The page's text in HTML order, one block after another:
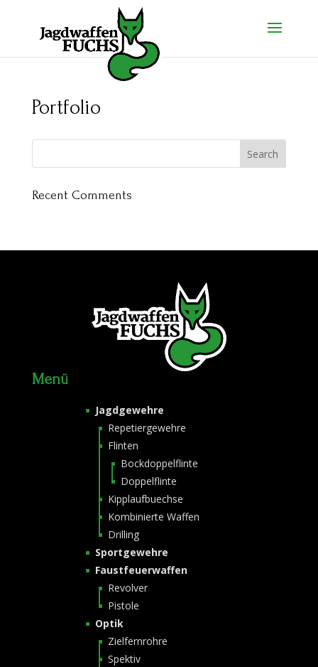
Portfolio
Recent Comments
Menü
Jagdgewehre
Repetiergewehre
Flinten
Bockdoppelflinte
Doppelflinte
Kipplaufbuechse
Kombinierte Waffen
Drilling
Sportgewehre
Faustfeuerwaffen
Revolver
Pistole
Optik
Zielfernrohre
Spektiv